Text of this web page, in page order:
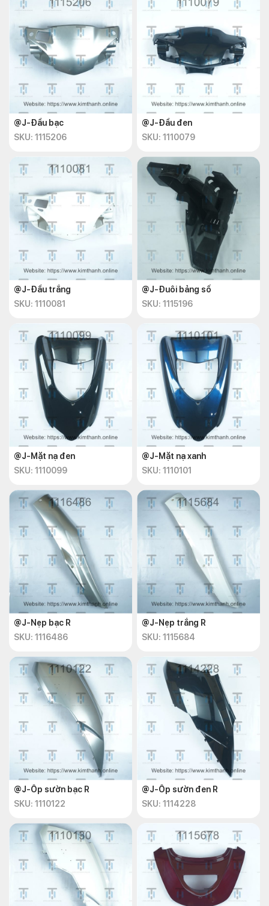
@J-Đầu bạc
SKU: 1115206
@J-Đầu đen
SKU: 1110079
@J-Đầu trắng
SKU: 1110081
@J-Đuôi bảng số
SKU: 1115196
@J-Mặt nạ đen
SKU: 1110099
@J-Mặt nạ xanh
SKU: 1110101
@J-Nẹp bạc R
SKU: 1116486
@J-Nẹp trắng R
SKU: 1115684
@J-Ốp sườn bạc R
SKU: 1110122
@J-Ốp sườn đen R
SKU: 1114228